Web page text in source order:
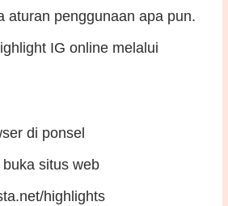
aturan penggunaan apa pun.
IG online melalui
di ponsel
situs web
highlights